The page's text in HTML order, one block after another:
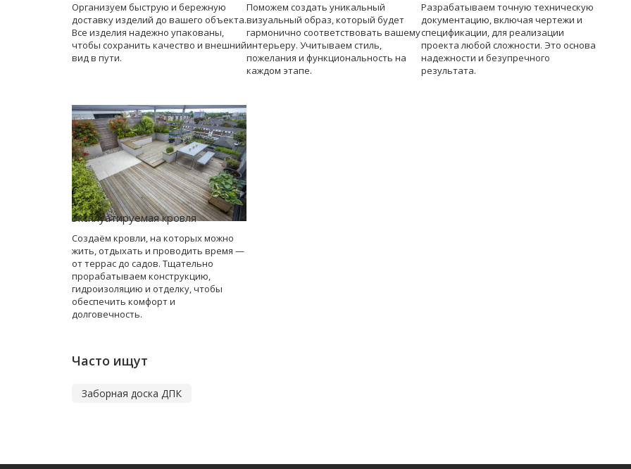
Организуем быструю и бережную
доставку изделий до вашего объекта.
Все изделия надежно упакованы,
чтобы сохранить качество и внешний
вид в пути.
Поможем создать уникальный
визуальный образ, который будет
гармонично соответствовать вашему
интерьеру. Учитываем стиль,
пожелания и функциональность на
каждом этапе.
Разрабатываем точную техническую
документацию, включая чертежи и
спецификации, для реализации
проекта любой сложности. Это основа
надежности и безупречного
результата.
Эксплуатируемая кровля
Создаём кровли, на которых можно
жить, отдыхать и проводить время —
от террас до садов. Тщательно
прорабатываем конструкцию,
гидроизоляцию и отделку, чтобы
обеспечить комфорт и
долговечность.
Часто ищут
Заборная доска ДПК